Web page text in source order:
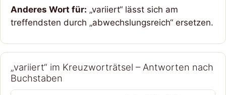
Anderes Wort für: „variiert“ lässt sich am
treffendsten durch „abwechslungsreich“ ersetzen.
„variiert“ im Kreuzworträtsel – Antworten nach
Buchstaben